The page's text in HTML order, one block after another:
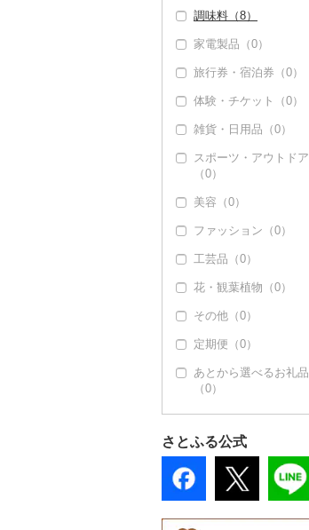
調味料（8）
砂糖（0）
塩（0）
醤油（0）
味噌（0）
酢（0）
家電製品（0）
旅行券・宿泊券（0）
体験・チケット（0）
雑貨・日用品（0）
スポーツ・アウトドア
（0）
美容（0）
ファッション（0）
工芸品（0）
花・観葉植物（0）
その他（0）
定期便（0）
あとから選べるお礼品
（0）
さとふる公式